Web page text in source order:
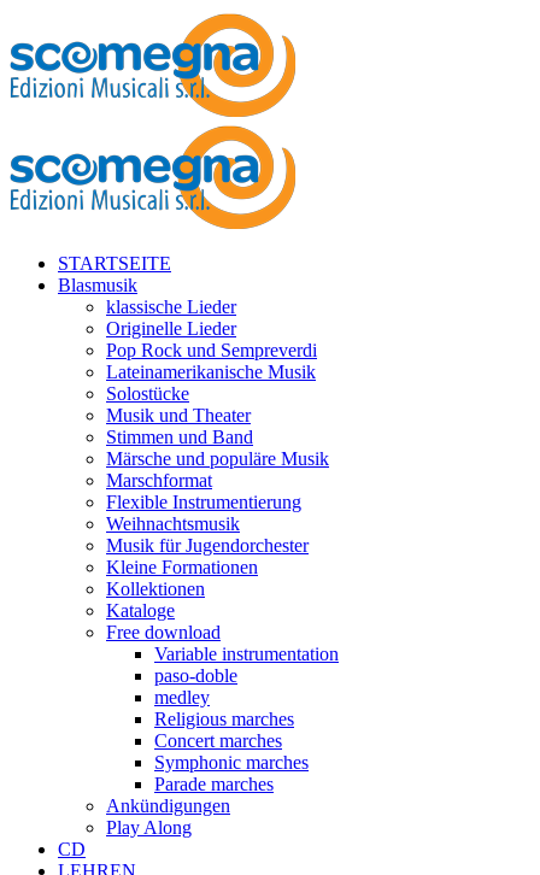
STARTSEITE
Blasmusik
klassische Lieder
Originelle Lieder
Pop Rock und Sempreverdi
Lateinamerikanische Musik
Solostücke
Musik und Theater
Stimmen und Band
Märsche und populäre Musik
Marschformat
Flexible Instrumentierung
Weihnachtsmusik
Musik für Jugendorchester
Kleine Formationen
Kollektionen
Kataloge
Free download
Variable instrumentation
paso-doble
medley
Religious marches
Concert marches
Symphonic marches
Parade marches
Ankündigungen
Play Along
CD
LEHREN